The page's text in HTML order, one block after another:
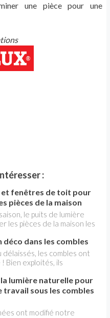
une pièce pour une
:
et fenêtres de toit pour
pièces de la maison
le puits de lumière
les pièces de la maison les
sans dépenser un sou
n'en est pas très
déco dans les combles
délaissés, les combles ont
Bien exploités, ils
valoriser son bien au
une pièce en plus. La
y trouver sa place.
volumes atypiques, un
lumière naturelle pour
travail sous les combles
ont modifié notre